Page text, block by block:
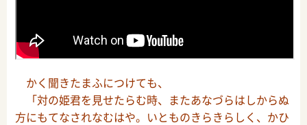
かく聞きたまふにつけても、
「対の姫君を見せたらむ時、またあなづらはしからぬ
方にもてなされなむはや。いとものきらきらしく、かひ